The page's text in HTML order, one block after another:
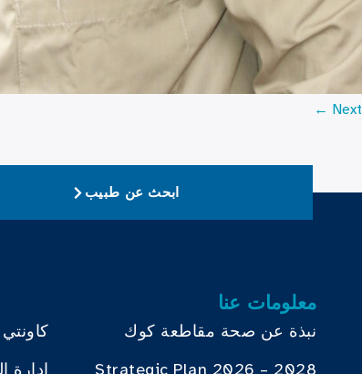
Next
←
ابحث عن طبيب
معلومات عنا
نبذة عن صحة مقاطعة كوك
Strategic Plan 2026 – 2028
كاونتي
إدارة